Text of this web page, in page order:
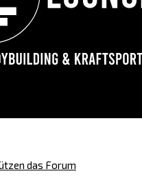
das Forum